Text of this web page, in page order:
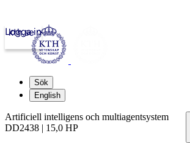
kth.se
Logga in
Sök
English
Artificiell intelligens och multiagentsystem
DD2438 | 15,0 HP